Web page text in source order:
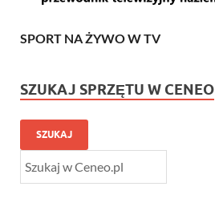
SPORT NA ŻYWO W TV
SZUKAJ SPRZĘTU W CENEO
SZUKAJ